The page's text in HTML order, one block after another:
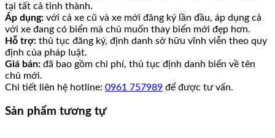
tại tất cả tỉnh thành.
Áp dụng: với cả xe cũ và xe mới đăng ký lần đầu, áp dụng cả
với xe đang có biển mà chủ muốn thay biển mới đẹp hơn.
Hỗ trợ: thủ tục đăng ký, định danh sở hữu vĩnh viễn theo quy
định của pháp luật.
Giá bán: đã bao gồm chi phí, thủ tục định danh biển về tên
chủ mới.
Chi tiết liên hệ hotline: 0961 757989 để được tư vấn.
Sản phẩm tương tự